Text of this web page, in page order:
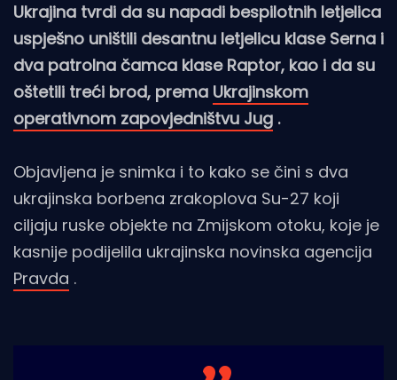
Ukrajina tvrdi da su napadi bespilotnih letjelica
uspješno uništili desantnu letjelicu klase Serna i
dva patrolna čamca klase Raptor, kao i da su
oštetili treći brod, prema Ukrajinskom
operativnom zapovjedništvu Jug .
Objavljena je snimka i to kako se čini s dva
ukrajinska borbena zrakoplova Su-27 koji
ciljaju ruske objekte na Zmijskom otoku, koje je
kasnije podijelila ukrajinska novinska agencija
Pravda .